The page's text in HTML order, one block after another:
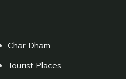
Char Dham
Tourist Places